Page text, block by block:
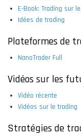
E-Book: Trading sur
Idées de trading
Plateformes de
NanoTrader Full
Vidéos sur les
Vidéo récente
Vidéos sur le trading
Stratégies de